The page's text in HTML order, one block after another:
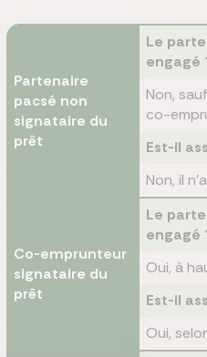
Partenaire
pacsé non
signataire du
prêt
Le
engagé
Non,
co-
Est-il
Non, il
Co-emprunteur
signataire du
prêt
Le
engagé
Oui, à
Est-il
Oui,